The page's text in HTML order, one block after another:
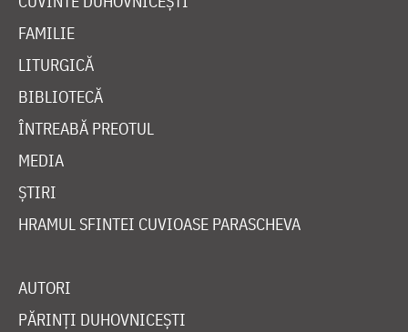
FAMILIE
LITURGICĂ
BIBLIOTECĂ
ÎNTREABĂ PREOTUL
MEDIA
ȘTIRI
HRAMUL SFINTEI CUVIOASE PARASCHEVA
AUTORI
PĂRINȚI DUHOVNICEȘTI